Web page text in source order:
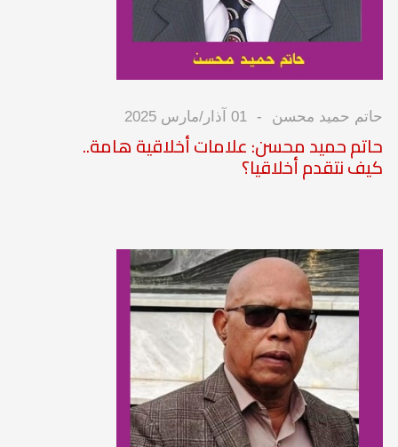
حاتم حميد محسن 01 آذار/مارس 2025
حاتم حميد محسن: علامات أخلاقية هامة..
كيف نتقدم أخلاقيا؟